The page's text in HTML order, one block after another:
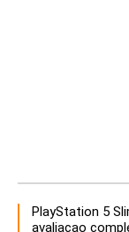
PlayStation 5
avaliacao